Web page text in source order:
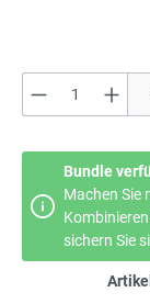
Produkt
Bundle
Machen Sie
sichern Sie